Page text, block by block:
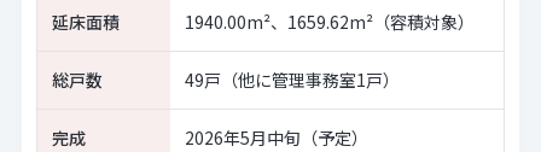
延床面積 1940.00m²、1659.62m²（容積対象）
総戸数 49戸（他に管理事務室1戸）
完成 2026年5月中旬（予定）